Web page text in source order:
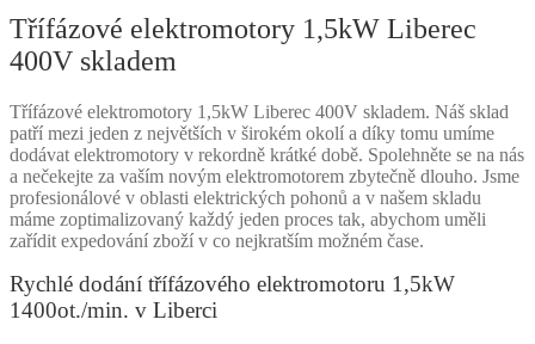
Třífázové elektromotory 1,5kW Liberec
400V skladem
Třífázové elektromotory 1,5kW Liberec 400V skladem. Náš sklad
patří mezi jeden z největších v širokém okolí a díky tomu umíme
dodávat elektromotory v rekordně krátké době. Spolehněte se na nás
a nečekejte za vaším novým elektromotorem zbytečně dlouho. Jsme
profesionálové v oblasti elektrických pohonů a v našem skladu
máme zoptimalizovaný každý jeden proces tak, abychom uměli
zařídit expedování zboží v co nejkratším možném čase.
Rychlé dodání třífázového elektromotoru 1,5kW
1400ot./min. v Liberci